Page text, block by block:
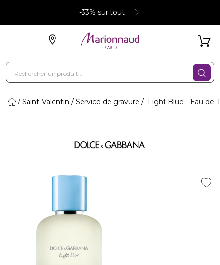
-33% sur tout
Saint-Valentin Service de gravure Light Blue - Eau de